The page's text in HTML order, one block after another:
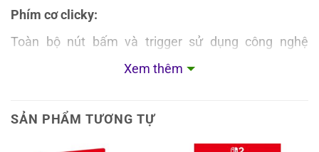
Phím cơ clicky:
Toàn bộ nút bấm và trigger sử dụng công nghệ
mechanical microswitch cho cảm giác bấm rõ ràng,
Hỗ trợ đầy đủ tính năng cao cấp:
Xem thêm
SẢN PHẨM TƯƠNG TỰ